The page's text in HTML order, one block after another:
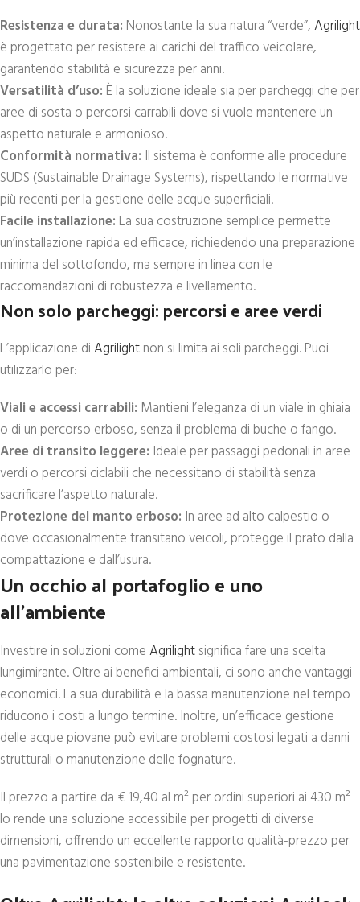
Resistenza e durata: Nonostante la sua natura “verde”,Agrilight
è progettato per resistere ai carichi del traffico veicolare,
garantendo stabilità e sicurezza per anni.
Versatilità d’uso: È la soluzione ideale sia per parcheggi che per
aree di sosta o percorsi carrabili dove si vuole mantenere un
aspetto naturale e armonioso.
Conformità normativa: Il sistema è conforme alle procedure
SUDS (Sustainable Drainage Systems), rispettando le normative
più recenti per la gestione delle acque superficiali.
Facile installazione: La sua costruzione semplice permette
un’installazione rapida ed efficace, richiedendo una preparazione
minima del sottofondo, ma sempre in linea con le
raccomandazioni di robustezza e livellamento.
Non solo parcheggi: percorsi e aree verdi
L’applicazione diAgrilightnon si limita ai soli parcheggi. Puoi
utilizzarlo per:
Viali e accessi carrabili: Mantieni l’eleganza di un viale in ghiaia
o di un percorso erboso, senza il problema di buche o fango.
Aree di transito leggere: Ideale per passaggi pedonali in aree
verdi o percorsi ciclabili che necessitano di stabilità senza
sacrificare l’aspetto naturale.
Protezione del manto erboso: In aree ad alto calpestio o
dove occasionalmente transitano veicoli, protegge il prato dalla
compattazione e dall’usura.
Un occhio al portafoglio e uno
all’ambiente
Investire in soluzioni comeAgrilightsignifica fare una scelta
lungimirante. Oltre ai benefici ambientali, ci sono anche vantaggi
economici. La sua durabilità e la bassa manutenzione nel tempo
riducono i costi a lungo termine. Inoltre, un’efficace gestione
delle acque piovane può evitare problemi costosi legati a danni
strutturali o manutenzione delle fognature.
Il prezzo a partire da € 19,40 al m² per ordini superiori ai 430 m²
lo rende una soluzione accessibile per progetti di diverse
dimensioni, offrendo un eccellente rapporto qualità-prezzo per
una pavimentazione sostenibile e resistente.